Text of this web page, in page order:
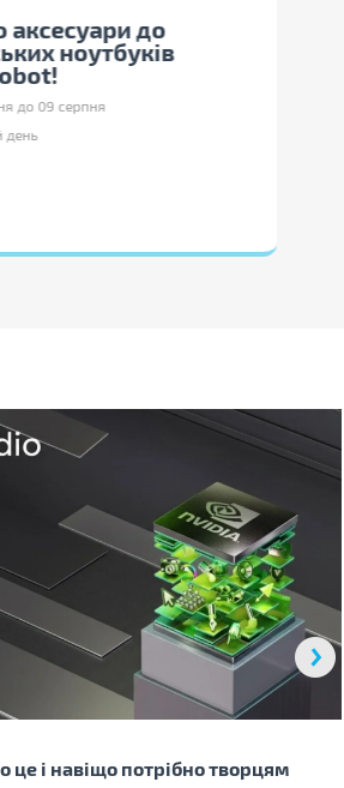
до
ноутбуків
до 09 серпня
день
це і навіщо потрібно творцям